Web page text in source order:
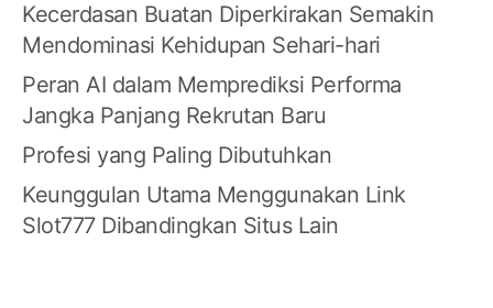
Kecerdasan Buatan Diperkirakan Semakin
Mendominasi Kehidupan Sehari-hari
Peran AI dalam Memprediksi Performa
Jangka Panjang Rekrutan Baru
Profesi yang Paling Dibutuhkan
Keunggulan Utama Menggunakan Link
Slot777 Dibandingkan Situs Lain